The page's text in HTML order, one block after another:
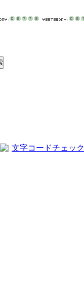
文字コードチェック